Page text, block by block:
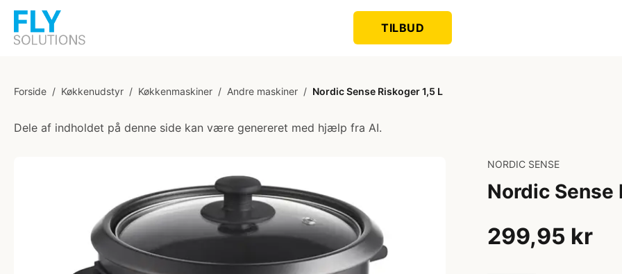
TILBUD
Forside / Køkkenudstyr / Køkkenmaskiner / Andre maskiner / Nordic Sense Riskoger 1,5 L
Dele af indholdet på denne side kan være genereret med hjælp fra AI.
NORDIC SENSE
Nordic Sense
299,95 kr